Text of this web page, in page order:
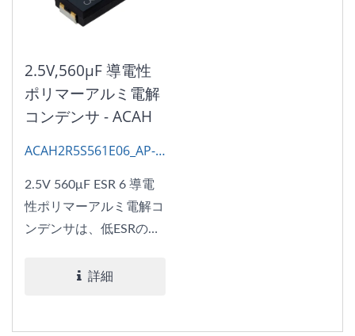
2.5V,560μF 導電性
ポリマーアルミ電解
コンデンサ - ACAH
ACAH2R5S561E06_AP-
2.5V 560μF ESR 6 導電
性ポリマーアルミ電解コ
ンデンサは、低ESRの利
み合わせており、限られ
詳細